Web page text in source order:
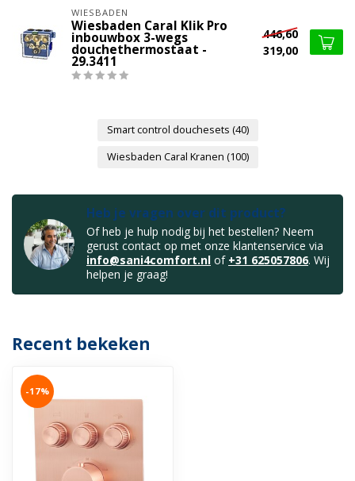
WIESBADEN
Wiesbaden Caral Klik Pro
inbouwbox 3-wegs
douchethermostaat -
29.3411
446,60
319,00
Smart control douchesets (40)
Wiesbaden Caral Kranen (100)
Heb je vragen over dit product?
Of heb je hulp nodig bij het bestellen? Neem
gerust contact op met onze klantenservice via
info@sani4comfort.nl of +31 625057806. Wij
helpen je graag!
Recent bekeken
-17%